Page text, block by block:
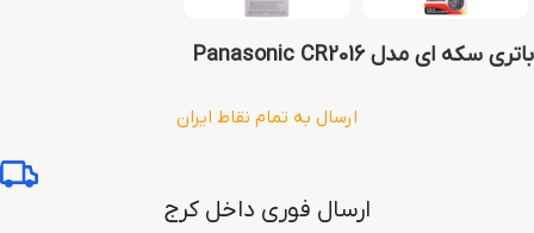
باتری سکه ای مدل Panasonic CR2016
ارسال به تمام نقاط ایران
ارسال فوری داخل کرج